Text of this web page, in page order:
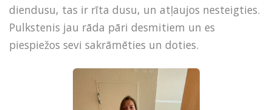
diendusu, tas ir rīta dusu, un atļaujos nesteigties.
Pulkstenis jau rāda pāri desmitiem un es
piespiežos sevi sakrāmēties un doties.